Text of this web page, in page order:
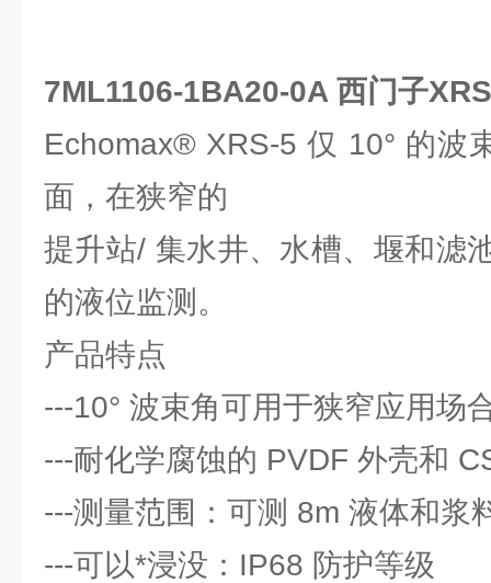
7ML1106-1BA20-0A 西门子
Echomax® XRS-5 仅 10° 的波
面，在狭窄的
提升站/ 集水井、水槽、堰和滤
的液位监测。
产品特点
---10° 波束角可用于狭窄应用场
---耐化学腐蚀的 PVDF 外壳和
---测量范围：可测 8m 液体和浆
---可以*浸没：IP68 防护等级